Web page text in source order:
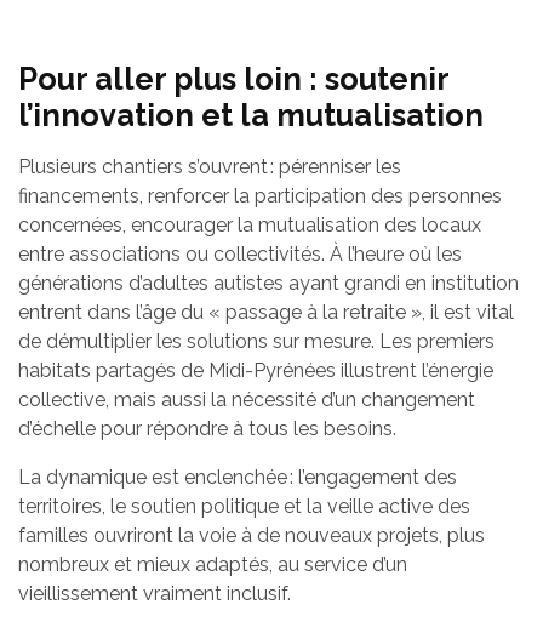
Pour aller plus loin : soutenir
l’innovation et la mutualisation
Plusieurs chantiers s’ouvrent : pérenniser les
financements, renforcer la participation des personnes
concernées, encourager la mutualisation des locaux
entre associations ou collectivités. À l’heure où les
générations d’adultes autistes ayant grandi en institution
entrent dans l’âge du « passage à la retraite », il est vital
de démultiplier les solutions sur mesure. Les premiers
habitats partagés de Midi-Pyrénées illustrent l’énergie
collective, mais aussi la nécessité d’un changement
d’échelle pour répondre à tous les besoins.
La dynamique est enclenchée : l’engagement des
territoires, le soutien politique et la veille active des
familles ouvriront la voie à de nouveaux projets, plus
nombreux et mieux adaptés, au service d’un
vieillissement vraiment inclusif.